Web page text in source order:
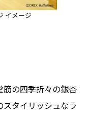
イメージ
の四季折々の銀杏
タイリッシュなラ